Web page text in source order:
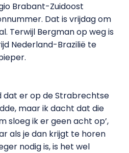
Brabant-Zuidoost
Dat is vrijdag om
Terwijl Bergman op weg is
Nederland-Brazilië te
dat er op de Strabrechtse
maar ik dacht dat die
sloeg ik er geen acht op’,
als je dan krijgt te horen
nodig is, is het wel